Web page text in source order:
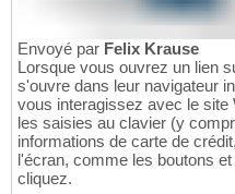
Envoyé par Felix Krause
Lorsque vous ouvrez un lien
s'ouvre dans leur navigateur
vous interagissez avec le site
les saisies au clavier (y
informations de carte de
l'écran, comme les boutons
cliquez.